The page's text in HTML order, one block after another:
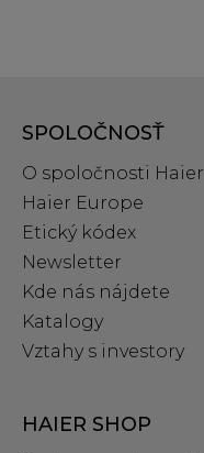
SPOLOČNOSŤ
O spoločnosti Haier
Haier Europe
Etický kódex
Newsletter
Kde nás nájdete
Katalogy
Vztahy s investory
HAIER SHOP